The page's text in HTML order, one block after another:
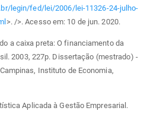
legin/fed/lei/2006/lei-11326-24-julho-
>. />. Acesso em: 10 de jun. 2020.
a caixa preta: O financiamento da
2003, 227p. Dissertação (mestrado) -
Instituto de Economia,
Aplicada à Gestão Empresarial.